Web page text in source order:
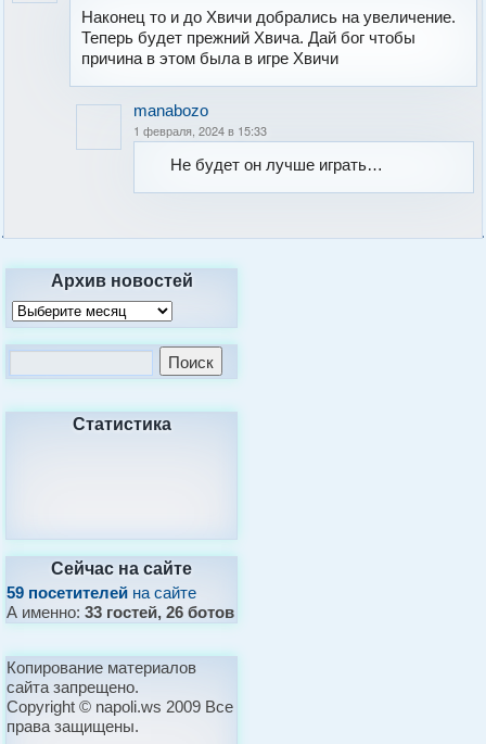
Наконец то и до Хвичи добрались на увеличение.
Теперь будет прежний Хвича. Дай бог чтобы
причина в этом была в игре Хвичи
manabozo
1 февраля, 2024 в 15:33
Не будет он лучше играть…
Архив новостей
Статистика
Сейчас на сайте
59 посетителей на сайте
А именно:33 гостей, 26 ботов
Копирование материалов
сайта запрещено.
Copyright © napoli.ws 2009 Все
права защищены.